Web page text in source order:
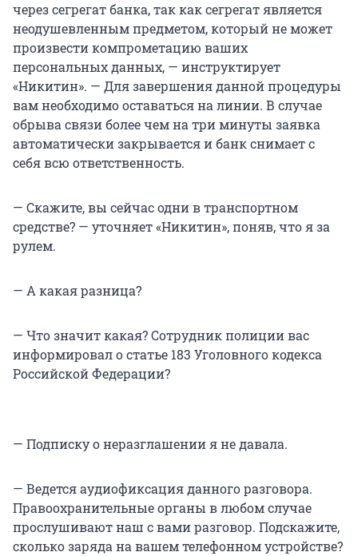
через сегрегат банка, так как сегрегат является
неодушевленным предметом, который не может
произвести компрометацию ваших
персональных данных, — инструктирует
«Никитин». — Для завершения данной процедуры
вам необходимо оставаться на линии. В случае
обрыва связи более чем на три минуты заявка
автоматически закрывается и банк снимает с
себя всю ответственность.
— Скажите, вы сейчас одни в транспортном
средстве? — уточняет «Никитин», поняв, что я за
рулем.
— А какая разница?
— Что значит какая? Сотрудник полиции вас
информировал о статье 183 Уголовного кодекса
Российской Федерации?
— Подписку о неразглашении я не давала.
— Ведется аудиофиксация данного разговора.
Правоохранительные органы в любом случае
прослушивают наш с вами разговор. Подскажите,
сколько заряда на вашем телефонном устройстве?